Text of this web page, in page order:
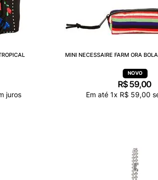
juros
MINI NECESSAIRE FARM ORA
R$59,00
Em até 1x R$ 59,00